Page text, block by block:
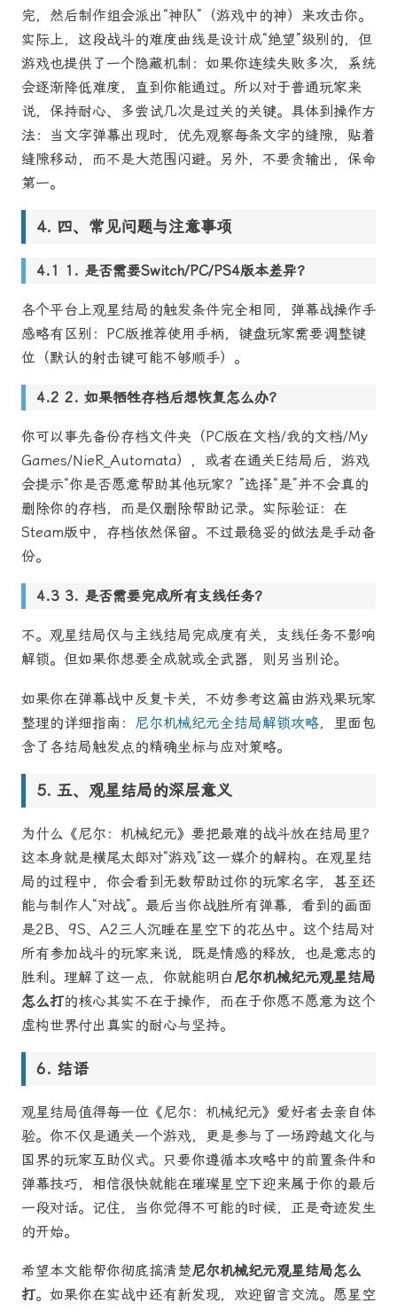
完，然后制作组会派出“神队”（游戏中的神）来攻击你。
实际上，这段战斗的难度曲线是设计成“绝望”级别的，但
游戏也提供了一个隐藏机制：如果你连续失败多次，系统
会逐渐降低难度，直到你能通过。所以对于普通玩家来
说，保持耐心、多尝试几次是过关的关键。具体到操作方
法：当文字弹幕出现时，优先观察每条文字的缝隙，贴着
缝隙移动，而不是大范围闪避。另外，不要贪输出，保命
第一。
四、常见问题与注意事项
1. 是否需要Switch/PC/PS4版本差异？
各个平台上观星结局的触发条件完全相同，弹幕战操作手
感略有区别：PC版推荐使用手柄，键盘玩家需要调整键
位（默认的射击键可能不够顺手）。
2. 如果牺牲存档后想恢复怎么办？
你可以事先备份存档文件夹（PC版在文档/我的文档/My
Games/NieR_Automata），或者在通关E结局后，游戏
会提示“你是否愿意帮助其他玩家？”选择“是”并不会真的
删除你的存档，而是仅删除帮助记录。实际验证：在
Steam版中，存档依然保留。不过最稳妥的做法是手动备
份。
3. 是否需要完成所有支线任务？
不。观星结局仅与主线结局完成度有关，支线任务不影响
解锁。但如果你想要全成就或全武器，则另当别论。
如果你在弹幕战中反复卡关，不妨参考这篇由游戏果玩家
整理的详细指南：
尼尔机械纪元全结局解锁攻略，里面包
含了各结局触发点的精确坐标与应对策略。
五、观星结局的深层意义
为什么《尼尔：机械纪元》要把最难的战斗放在结局里？
这本身就是横尾太郎对“游戏”这一媒介的解构。在观星结
局的过程中，你会看到无数帮助过你的玩家名字，甚至还
能与制作人“对战”。最后当你战胜所有弹幕，看到的画面
是2B、9S、A2三人沉睡在星空下的花丛中。这个结局对
所有参加战斗的玩家来说，既是情感的释放，也是意志的
胜利。理解了这一点，你就能明白 尼尔机械纪元观星结局
怎么打的核心其实不在于操作，而在于你愿不愿意为这个
虚构世界付出真实的耐心与坚持。
结语
观星结局值得每一位《尼尔：机械纪元》爱好者去亲自体
验。你不仅是通关一个游戏，更是参与了一场跨越文化与
国界的玩家互助仪式。只要你遵循本攻略中的前置条件和
弹幕技巧，相信很快就能在璀璨星空下迎来属于你的最后
一段对话。记住，当你觉得不可能的时候，正是奇迹发生
的开始。
希望本文能帮你彻底搞清楚尼尔机械纪元观星结局怎么
打。如果你在实战中还有新发现，欢迎留言交流。愿星空